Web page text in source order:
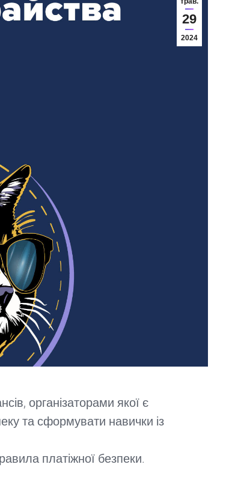
29
2024
організаторами якої є
та сформувати навички із
платіжної безпеки.